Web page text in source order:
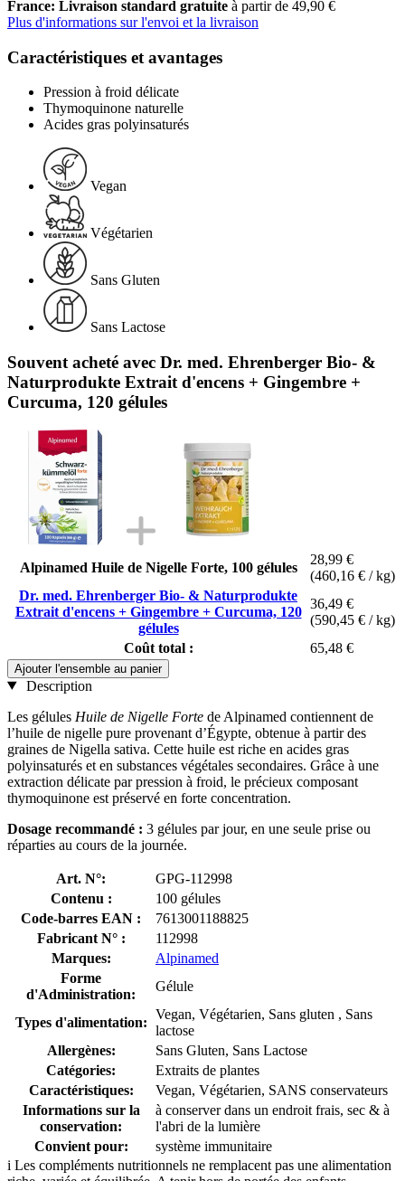
France: Livraison standard gratuite à partir de 49,90 €
Plus d'informations sur l'envoi et la livraison
Caractéristiques et avantages
Pression à froid délicate
Thymoquinone naturelle
Acides gras polyinsaturés
Vegan
Végétarien
Sans Gluten
Sans Lactose
Souvent acheté avec Dr. med. Ehrenberger Bio- &
Naturprodukte Extrait d'encens + Gingembre +
Curcuma, 120 gélules
Alpinamed Huile de Nigelle Forte, 100 gélules
28,99 €
(460,16 € / kg)
Dr. med. Ehrenberger Bio- & Naturprodukte
Extrait d'encens + Gingembre + Curcuma, 120
gélules
36,49 €
(590,45 € / kg)
Coût total :
65,48 €
Ajouter l'ensemble au panier
Description
Les gélules Huile de Nigelle Forte de Alpinamed contiennent de
l’huile de nigelle pure provenant d’Égypte, obtenue à partir des
graines de Nigella sativa. Cette huile est riche en acides gras
polyinsaturés et en substances végétales secondaires. Grâce à une
extraction délicate par pression à froid, le précieux composant
thymoquinone est préservé en forte concentration.
Dosage recommandé : 3 gélules par jour, en une seule prise ou
réparties au cours de la journée.
Art. N°:
GPG-112998
Contenu :
100 gélules
Code-barres EAN :
7613001188825
Fabricant N° :
112998
Marques:
Alpinamed
Forme
d'Administration:
Gélule
Types d'alimentation:
Vegan, Végétarien, Sans gluten , Sans
lactose
Allergènes:
Sans Gluten, Sans Lactose
Catégories:
Extraits de plantes
Caractéristiques:
Vegan, Végétarien, SANS conservateurs
Informations sur la
conservation:
à conserver dans un endroit frais, sec & à
l'abri de la lumière
Convient pour:
système immunitaire
i Les compléments nutritionnels ne remplacent pas une alimentation